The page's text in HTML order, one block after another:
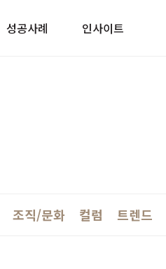
성공사례 인사이트
조직/문화 컬럼 트렌드